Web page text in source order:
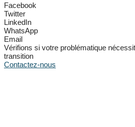
Facebook
Twitter
LinkedIn
WhatsApp
Email
Vérifions si votre problématique
transition
Contactez-nous